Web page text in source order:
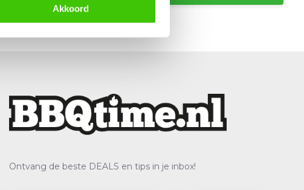
Akkoord
Ontvang de beste DEALS en tips in je inbox!